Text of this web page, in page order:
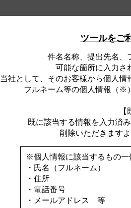
ツールをご
件名名称、提出先名、
可能な箇所に入力さ
当社として、そのお客様から個人
フルネーム等の個人情報（※
既に該当する情報を入力済
削除いただきます
※個人情報に該当するもの一
・氏名（フルネーム）
・住所
・電話番号
・メールアドレス 等